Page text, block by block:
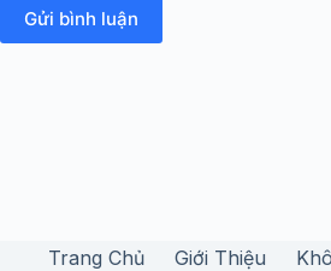
Gửi bình luận
Trang Chủ Giới Thiệu